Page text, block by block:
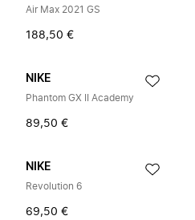
Air Max 2021 GS
188,50 €
NIKE
Phantom GX II Academy
89,50 €
NIKE
Revolution 6
69,50 €